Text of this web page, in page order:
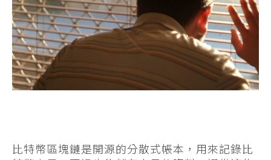
比特幣區塊鏈是開源的分散式帳本，用來記錄比